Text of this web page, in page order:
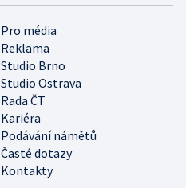
Pro média
Reklama
Studio Brno
Studio Ostrava
Rada ČT
Kariéra
Podávání námětů
Časté dotazy
Kontakty